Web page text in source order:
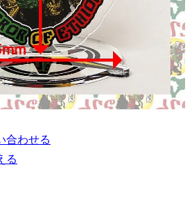
合わせる
る